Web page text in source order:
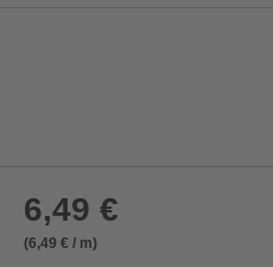
6,49 €
(6,49 € / m)